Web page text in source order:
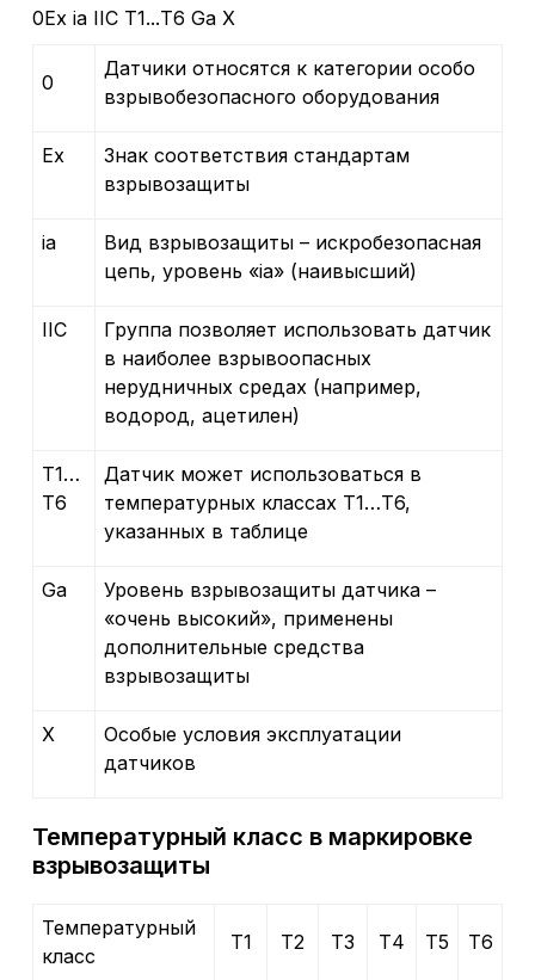
0Ех ia IIC T1...Т6 Ga Х
0
Датчики относятся к категории особо
взрывобезопасного оборудования
Ех
Знак соответствия стандартам
взрывозащиты
ia
Вид взрывозащиты – искробезопасная
цепь, уровень «ia» (наивысший)
IIC
Группа позволяет использовать датчик
в наиболее взрывоопасных
нерудничных средах (например,
водород, ацетилен)
Т1…
Т6
Датчик может использоваться в
температурных классах Т1…Т6,
указанных в таблице
Ga
Уровень взрывозащиты датчика –
«очень высокий», применены
дополнительные средства
взрывозащиты
Х
Особые условия эксплуатации
датчиков
Температурный класс в маркировке
взрывозащиты
Температурный
класс
Т1 Т2 Т3 Т4 Т5 Т6